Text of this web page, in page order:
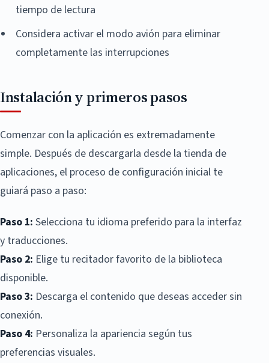
tiempo de lectura
Considera activar el modo avión para eliminar
completamente las interrupciones
Instalación y primeros pasos
Comenzar con la aplicación es extremadamente
simple. Después de descargarla desde la tienda de
aplicaciones, el proceso de configuración inicial te
guiará paso a paso:
Paso 1: Selecciona tu idioma preferido para la interfaz
y traducciones.
Paso 2: Elige tu recitador favorito de la biblioteca
disponible.
Paso 3: Descarga el contenido que deseas acceder sin
conexión.
Paso 4: Personaliza la apariencia según tus
preferencias visuales.